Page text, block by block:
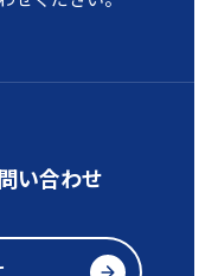
い合わせ